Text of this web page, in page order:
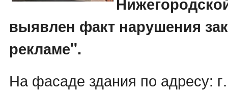
выявлен факт нарушения
рекламе".
На фасаде здания по адресу: